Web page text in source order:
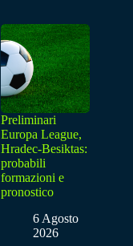
Preliminari
Europa League,
Hradec-Besiktas:
probabili
formazioni e
pronostico
6 Agosto
2026